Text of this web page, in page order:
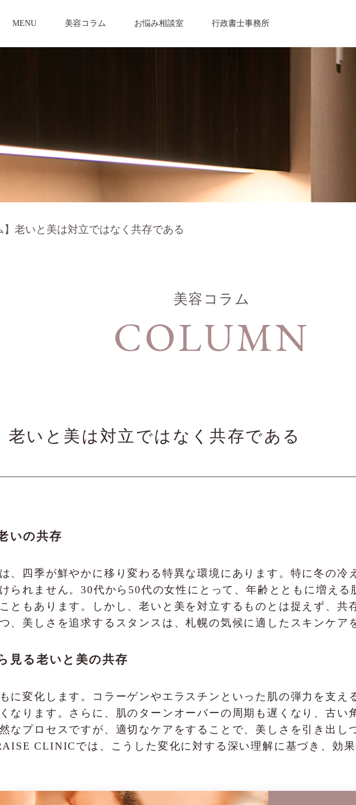
MENU 美容コラム お悩み相談室 行政書士事務所
】老いと美は対立ではなく共存である
美容コラム
COLUMN
老いと美は対立ではなく共存である
いの共存
、四季が鮮やかに移り変わる特異な環境にあります。特に冬の冷
られません。30代から50代の女性にとって、年齢とともに増える
ともあります。しかし、老いと美を対立するものとは捉えず、共
、美しさを追求するスタンスは、札幌の気候に適したスキンケア
見る老いと美の共存
に変化します。コラーゲンやエラスチンといった肌の弾力を支え
なります。さらに、肌のターンオーバーの周期も遅くなり、古い
なプロセスですが、適切なケアをすることで、美しさを引き出し
CLINICでは、こうした変化に対する深い理解に基づき、効